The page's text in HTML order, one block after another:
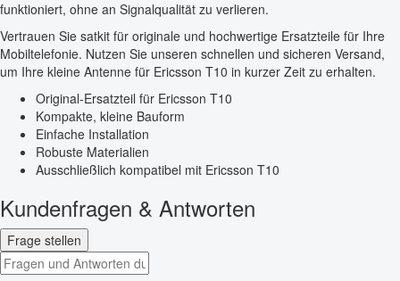
funktioniert, ohne an Signalqualität zu verlieren.
Vertrauen Sie satkit für originale und hochwertige Ersatzteile für Ihre
Mobiltelefonie. Nutzen Sie unseren schnellen und sicheren Versand,
um Ihre kleine Antenne für Ericsson T10 in kurzer Zeit zu erhalten.
Original-Ersatzteil für Ericsson T10
Kompakte, kleine Bauform
Einfache Installation
Robuste Materialien
Ausschließlich kompatibel mit Ericsson T10
Kundenfragen & Antworten
Frage stellen